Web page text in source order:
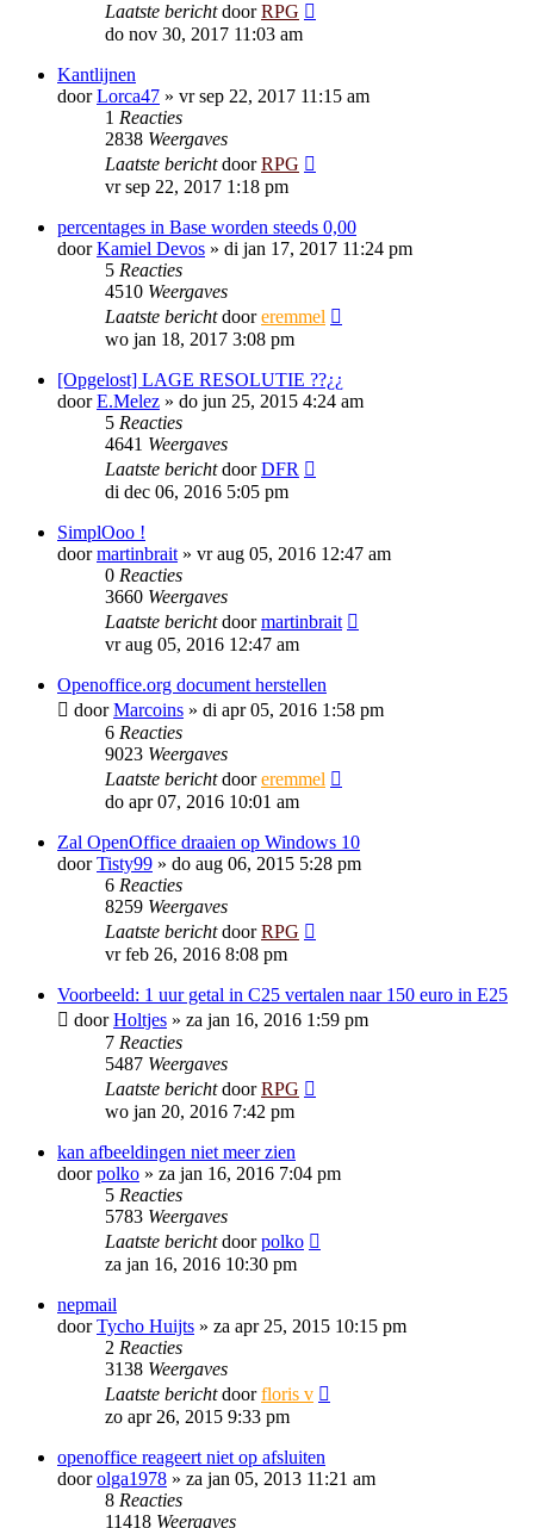
Laatste berichtdoorRPG
do nov 30, 2017 11:03 am
Kantlijnen
doorLorca47 » vr sep 22, 2017 11:15 am
1 Reacties
2838 Weergaves
Laatste berichtdoorRPG
vr sep 22, 2017 1:18 pm
percentages in Base worden steeds 0,00
doorKamiel Devos » di jan 17, 2017 11:24 pm
5 Reacties
4510 Weergaves
Laatste berichtdooreremmel
wo jan 18, 2017 3:08 pm
[Opgelost] LAGE RESOLUTIE ??¿¿
doorE.Melez » do jun 25, 2015 4:24 am
5 Reacties
4641 Weergaves
Laatste berichtdoorDFR
di dec 06, 2016 5:05 pm
SimplOoo !
doormartinbrait » vr aug 05, 2016 12:47 am
0 Reacties
3660 Weergaves
Laatste berichtdoormartinbrait
vr aug 05, 2016 12:47 am
Openoffice.org document herstellen
doorMarcoins » di apr 05, 2016 1:58 pm
6 Reacties
9023 Weergaves
Laatste berichtdooreremmel
do apr 07, 2016 10:01 am
Zal OpenOffice draaien op Windows 10
doorTisty99 » do aug 06, 2015 5:28 pm
6 Reacties
8259 Weergaves
Laatste berichtdoorRPG
vr feb 26, 2016 8:08 pm
Voorbeeld: 1 uur getal in C25 vertalen naar 150 euro in E25
doorHoltjes » za jan 16, 2016 1:59 pm
7 Reacties
5487 Weergaves
Laatste berichtdoorRPG
wo jan 20, 2016 7:42 pm
kan afbeeldingen niet meer zien
doorpolko » za jan 16, 2016 7:04 pm
5 Reacties
5783 Weergaves
Laatste berichtdoorpolko
za jan 16, 2016 10:30 pm
nepmail
doorTycho Huijts » za apr 25, 2015 10:15 pm
2 Reacties
3138 Weergaves
Laatste berichtdoorfloris v
zo apr 26, 2015 9:33 pm
openoffice reageert niet op afsluiten
doorolga1978 » za jan 05, 2013 11:21 am
8 Reacties
11418 Weergaves